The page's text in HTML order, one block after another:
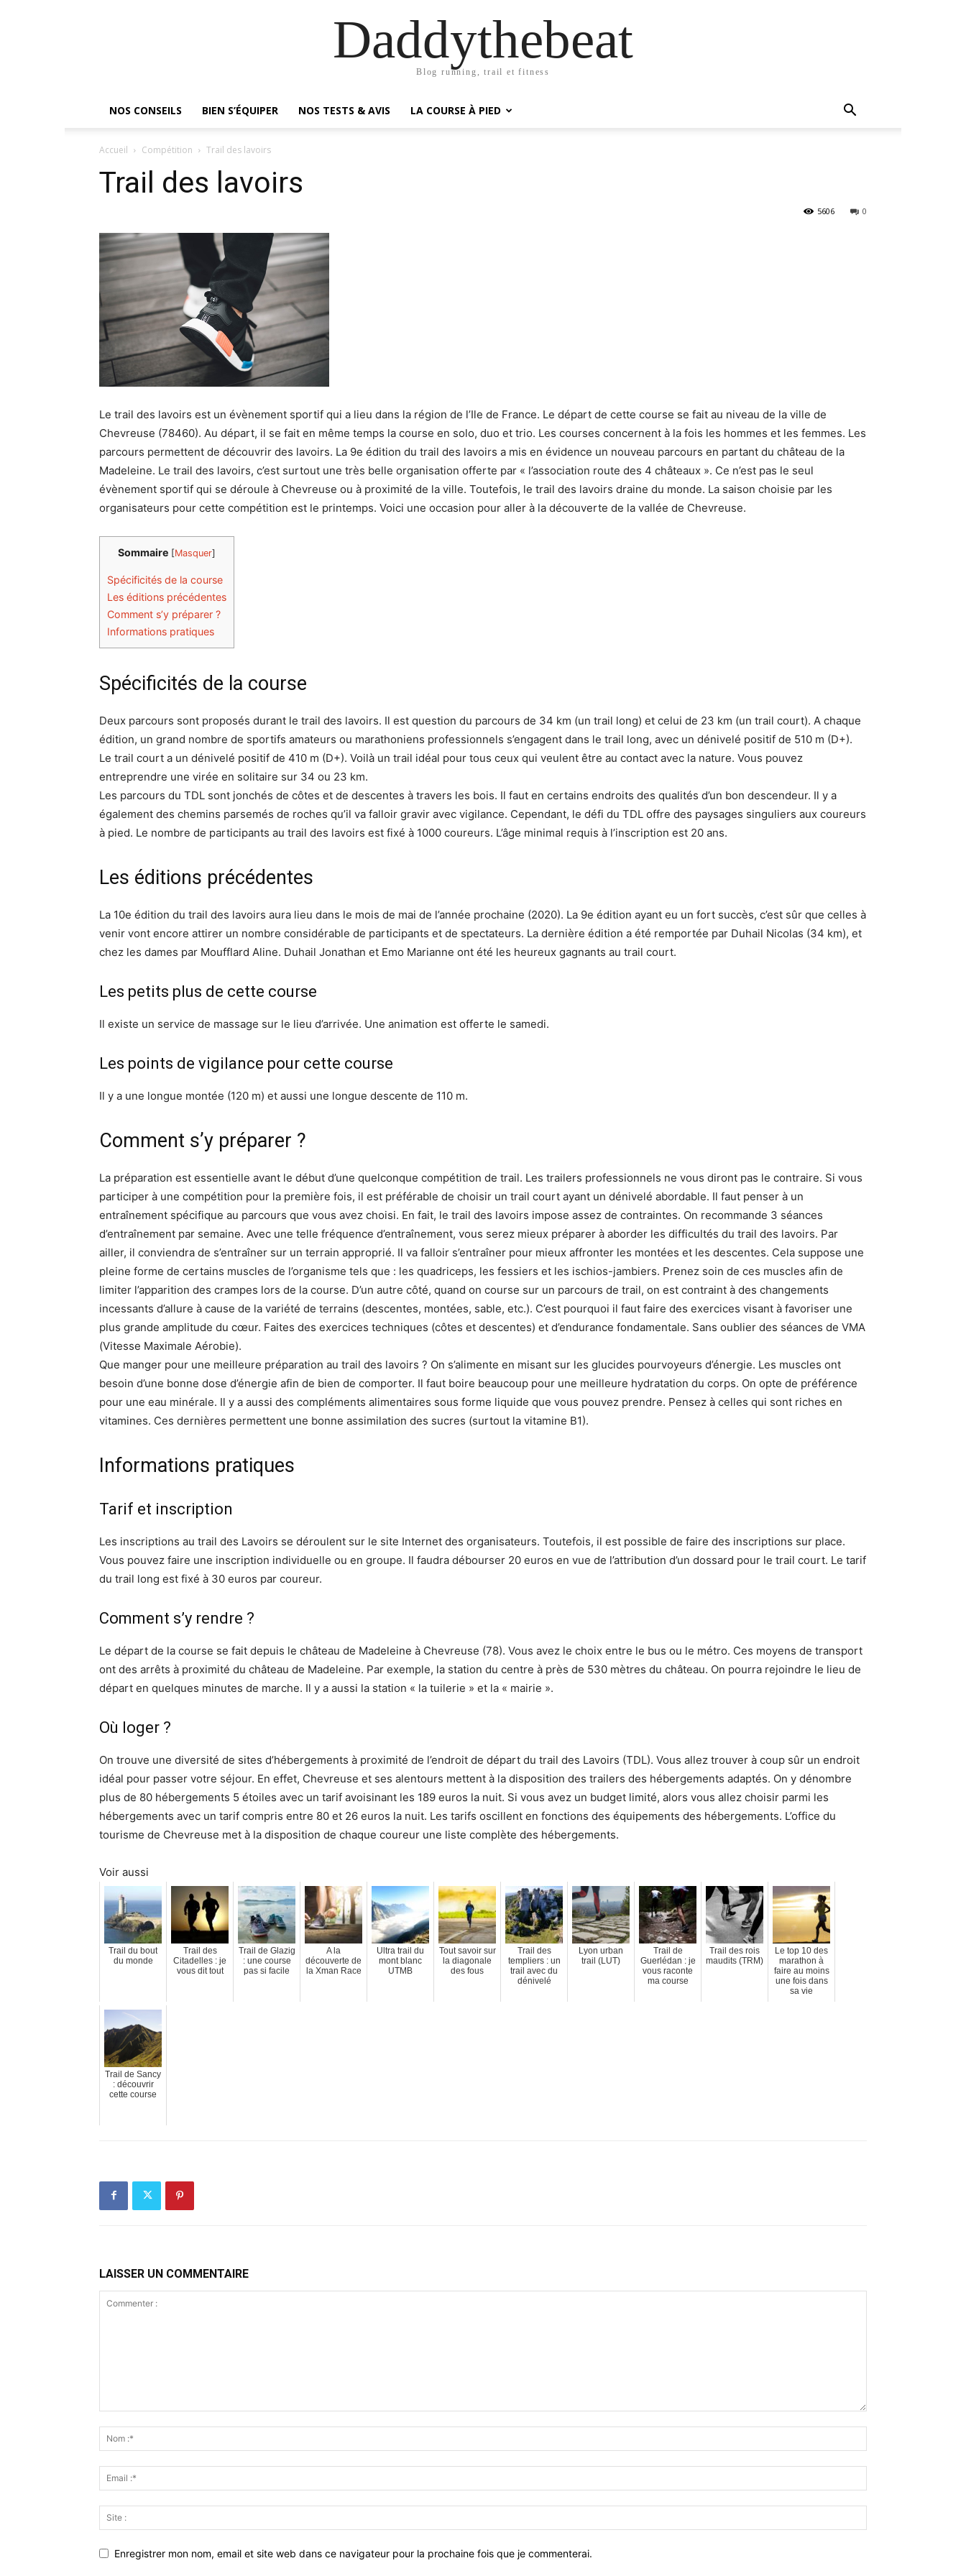
Daddythebeat
Blog running, trail et fitness
NOS CONSEILS BIEN S’ÉQUIPER NOS TESTS & AVIS LA COURSE À PIED
Accueil Compétition Trail des lavoirs
Trail des lavoirs
0
5606
Le trail des lavoirs est un évènement sportif qui a lieu dans la région de l’Ile de France. Le départ de cette course se fait au niveau de la ville de
Chevreuse (78460). Au départ, il se fait en même temps la course en solo, duo et trio. Les courses concernent à la fois les hommes et les femmes. Les
parcours permettent de découvrir des lavoirs. La 9e édition du trail des lavoirs a mis en évidence un nouveau parcours en partant du château de la
Madeleine. Le trail des lavoirs, c’est surtout une très belle organisation offerte par « l’association route des 4 châteaux ». Ce n’est pas le seul
évènement sportif qui se déroule à Chevreuse ou à proximité de la ville. Toutefois, le trail des lavoirs draine du monde. La saison choisie par les
organisateurs pour cette compétition est le printemps. Voici une occasion pour aller à la découverte de la vallée de Chevreuse.
Sommaire [Masquer]
Spécificités de la course
Les éditions précédentes
Comment s’y préparer ?
Informations pratiques
Spécificités de la course
Deux parcours sont proposés durant le trail des lavoirs. Il est question du parcours de 34 km (un trail long) et celui de 23 km (un trail court). A chaque
édition, un grand nombre de sportifs amateurs ou marathoniens professionnels s’engagent dans le trail long, avec un dénivelé positif de 510 m (D+).
Le trail court a un dénivelé positif de 410 m (D+). Voilà un trail idéal pour tous ceux qui veulent être au contact avec la nature. Vous pouvez
entreprendre une virée en solitaire sur 34 ou 23 km.
Les parcours du TDL sont jonchés de côtes et de descentes à travers les bois. Il faut en certains endroits des qualités d’un bon descendeur. Il y a
également des chemins parsemés de roches qu’il va falloir gravir avec vigilance. Cependant, le défi du TDL offre des paysages singuliers aux coureurs
à pied. Le nombre de participants au trail des lavoirs est fixé à 1000 coureurs. L’âge minimal requis à l’inscription est 20 ans.
Les éditions précédentes
La 10e édition du trail des lavoirs aura lieu dans le mois de mai de l’année prochaine (2020). La 9e édition ayant eu un fort succès, c’est sûr que celles à
venir vont encore attirer un nombre considérable de participants et de spectateurs. La dernière édition a été remportée par Duhail Nicolas (34 km), et
chez les dames par Moufflard Aline. Duhail Jonathan et Emo Marianne ont été les heureux gagnants au trail court.
Les petits plus de cette course
Il existe un service de massage sur le lieu d’arrivée. Une animation est offerte le samedi.
Les points de vigilance pour cette course
Il y a une longue montée (120 m) et aussi une longue descente de 110 m.
Comment s’y préparer ?
La préparation est essentielle avant le début d’une quelconque compétition de trail. Les trailers professionnels ne vous diront pas le contraire. Si vous
participer à une compétition pour la première fois, il est préférable de choisir un trail court ayant un dénivelé abordable. Il faut penser à un
entraînement spécifique au parcours que vous avez choisi. En fait, le trail des lavoirs impose assez de contraintes. On recommande 3 séances
d’entraînement par semaine. Avec une telle fréquence d’entraînement, vous serez mieux préparer à aborder les difficultés du trail des lavoirs. Par
ailler, il conviendra de s’entraîner sur un terrain approprié. Il va falloir s’entraîner pour mieux affronter les montées et les descentes. Cela suppose une
pleine forme de certains muscles de l’organisme tels que : les quadriceps, les fessiers et les ischios-jambiers. Prenez soin de ces muscles afin de
limiter l’apparition des crampes lors de la course. D’un autre côté, quand on course sur un parcours de trail, on est contraint à des changements
incessants d’allure à cause de la variété de terrains (descentes, montées, sable, etc.). C’est pourquoi il faut faire des exercices visant à favoriser une
plus grande amplitude du cœur. Faites des exercices techniques (côtes et descentes) et d’endurance fondamentale. Sans oublier des séances de VMA
(Vitesse Maximale Aérobie).
Que manger pour une meilleure préparation au trail des lavoirs ? On s’alimente en misant sur les glucides pourvoyeurs d’énergie. Les muscles ont
besoin d’une bonne dose d’énergie afin de bien de comporter. Il faut boire beaucoup pour une meilleure hydratation du corps. On opte de préférence
pour une eau minérale. Il y a aussi des compléments alimentaires sous forme liquide que vous pouvez prendre. Pensez à celles qui sont riches en
vitamines. Ces dernières permettent une bonne assimilation des sucres (surtout la vitamine B1).
Informations pratiques
Tarif et inscription
Les inscriptions au trail des Lavoirs se déroulent sur le site Internet des organisateurs. Toutefois, il est possible de faire des inscriptions sur place.
Vous pouvez faire une inscription individuelle ou en groupe. Il faudra débourser 20 euros en vue de l’attribution d’un dossard pour le trail court. Le tarif
du trail long est fixé à 30 euros par coureur.
Comment s’y rendre ?
Le départ de la course se fait depuis le château de Madeleine à Chevreuse (78). Vous avez le choix entre le bus ou le métro. Ces moyens de transport
ont des arrêts à proximité du château de Madeleine. Par exemple, la station du centre à près de 530 mètres du château. On pourra rejoindre le lieu de
départ en quelques minutes de marche. Il y a aussi la station « la tuilerie » et la « mairie ».
Où loger ?
On trouve une diversité de sites d’hébergements à proximité de l’endroit de départ du trail des Lavoirs (TDL). Vous allez trouver à coup sûr un endroit
idéal pour passer votre séjour. En effet, Chevreuse et ses alentours mettent à la disposition des trailers des hébergements adaptés. On y dénombre
plus de 80 hébergements 5 étoiles avec un tarif avoisinant les 189 euros la nuit. Si vous avez un budget limité, alors vous allez choisir parmi les
hébergements avec un tarif compris entre 80 et 26 euros la nuit. Les tarifs oscillent en fonctions des équipements des hébergements. L’office du
tourisme de Chevreuse met à la disposition de chaque coureur une liste complète des hébergements.
Voir aussi
Trail du bout
du monde
Trail des
Citadelles : je
vous dit tout
Trail de Glazig
: une course
pas si facile
A la
découverte de
la Xman Race
Ultra trail du
mont blanc
UTMB
Tout savoir sur
la diagonale
des fous
Trail des
templiers : un
trail avec du
dénivelé
Lyon urban
trail (LUT)
Trail de
Guerlédan : je
vous raconte
ma course
Trail des rois
maudits (TRM)
Le top 10 des
marathon à
faire au moins
une fois dans
sa vie
Trail de Sancy
: découvrir
cette course
LAISSER UN COMMENTAIRE
Enregistrer mon nom, email et site web dans ce navigateur pour la prochaine fois que je commenterai.